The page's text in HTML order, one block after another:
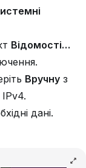
Відомості…
Вручнуз
дані.